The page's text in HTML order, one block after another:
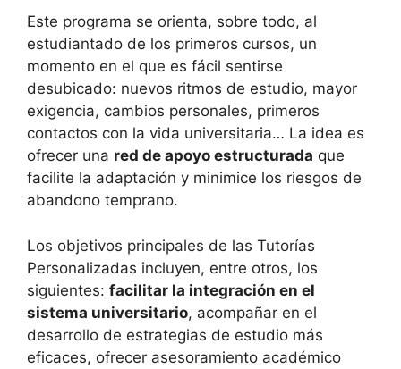
Este programa se orienta, sobre todo, al
estudiantado de los primeros cursos, un
momento en el que es fácil sentirse
desubicado: nuevos ritmos de estudio, mayor
exigencia, cambios personales, primeros
contactos con la vida universitaria… La idea es
ofrecer una red de apoyo estructurada que
facilite la adaptación y minimice los riesgos de
abandono temprano.
Los objetivos principales de las Tutorías
Personalizadas incluyen, entre otros, los
siguientes: facilitar la integración en el
sistema universitario, acompañar en el
desarrollo de estrategias de estudio más
eficaces, ofrecer asesoramiento académico